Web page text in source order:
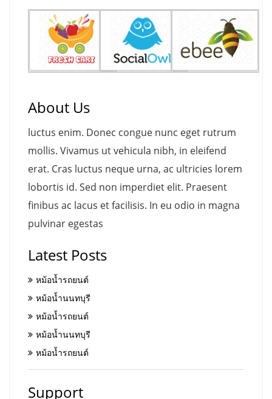
About Us
luctus enim. Donec congue nunc eget rutrum
mollis. Vivamus ut vehicula nibh, in eleifend
erat. Cras luctus neque urna, ac ultricies lorem
lobortis id. Sed non imperdiet elit. Praesent
finibus ac lacus et facilisis. In eu odio in magna
pulvinar egestas
Latest Posts
หม้อน้ำรถยนต์
หม้อน้ำนนทบุรี
หม้อน้ำรถยนต์
หม้อน้ำนนทบุรี
หม้อน้ำรถยนต์
Support